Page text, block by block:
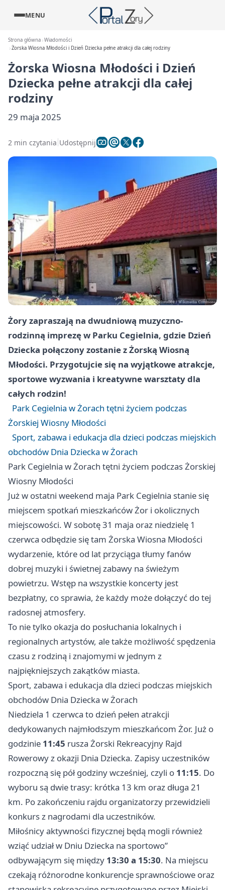
MENU
Strona główna Wiadomości
Żorska Wiosna Młodości i Dzień Dziecka pełne atrakcji dla całej rodziny
Żorska Wiosna Młodości i Dzień
Dziecka pełne atrakcji dla całej
rodziny
29 maja 2025
2 min czytania Udostępnij
Żoryzapraszają na dwudniową muzyczno-
rodzinną imprezę w Parku Cegielnia, gdzie Dzień
Dziecka połączony zostanie z Żorską Wiosną
Młodości. Przygotujcie się na wyjątkowe atrakcje,
sportowe wyzwania i kreatywne warsztaty dla
całych rodzin!
Park Cegielnia w Żorach tętni życiem podczas
Żorskiej Wiosny Młodości
Sport, zabawa i edukacja dla dzieci podczas miejskich
obchodów Dnia Dziecka w Żorach
Park Cegielnia w Żorach tętni życiem podczas Żorskiej
Wiosny Młodości
Już w ostatni weekend maja Park Cegielnia stanie się
miejscem spotkań mieszkańców Żor i okolicznych
miejscowości. W sobotę 31 maja oraz niedzielę 1
czerwca odbędzie się tam Żorska Wiosna Młodości
wydarzenie, które od lat przyciąga tłumy fanów
dobrej muzyki i świetnej zabawy na świeżym
powietrzu. Wstęp na wszystkie koncerty jest
bezpłatny, co sprawia, że każdy może dołączyć do tej
radosnej atmosfery.
To nie tylko okazja do posłuchania lokalnych i
regionalnych artystów, ale także możliwość spędzenia
czasu z rodziną i znajomymi w jednym z
najpiękniejszych zakątków miasta.
Sport, zabawa i edukacja dla dzieci podczas miejskich
obchodów Dnia Dziecka w Żorach
Niedziela 1 czerwca to dzień pełen atrakcji
dedykowanych najmłodszym mieszkańcom Żor. Już o
godzinie 11:45 rusza Żorski Rekreacyjny Rajd
Rowerowy z okazji Dnia Dziecka. Zapisy uczestników
rozpoczną się pół godziny wcześniej, czyli o 11:15. Do
wyboru są dwie trasy: krótka 13 km oraz długa 21
km. Po zakończeniu rajdu organizatorzy przewidzieli
konkurs z nagrodami dla uczestników.
Miłośnicy aktywności fizycznej będą mogli również
wziąć udział w Dniu Dziecka na sportowo”
odbywającym się między 13:30 a 15:30. Na miejscu
czekają różnorodne konkurencje sprawnościowe oraz